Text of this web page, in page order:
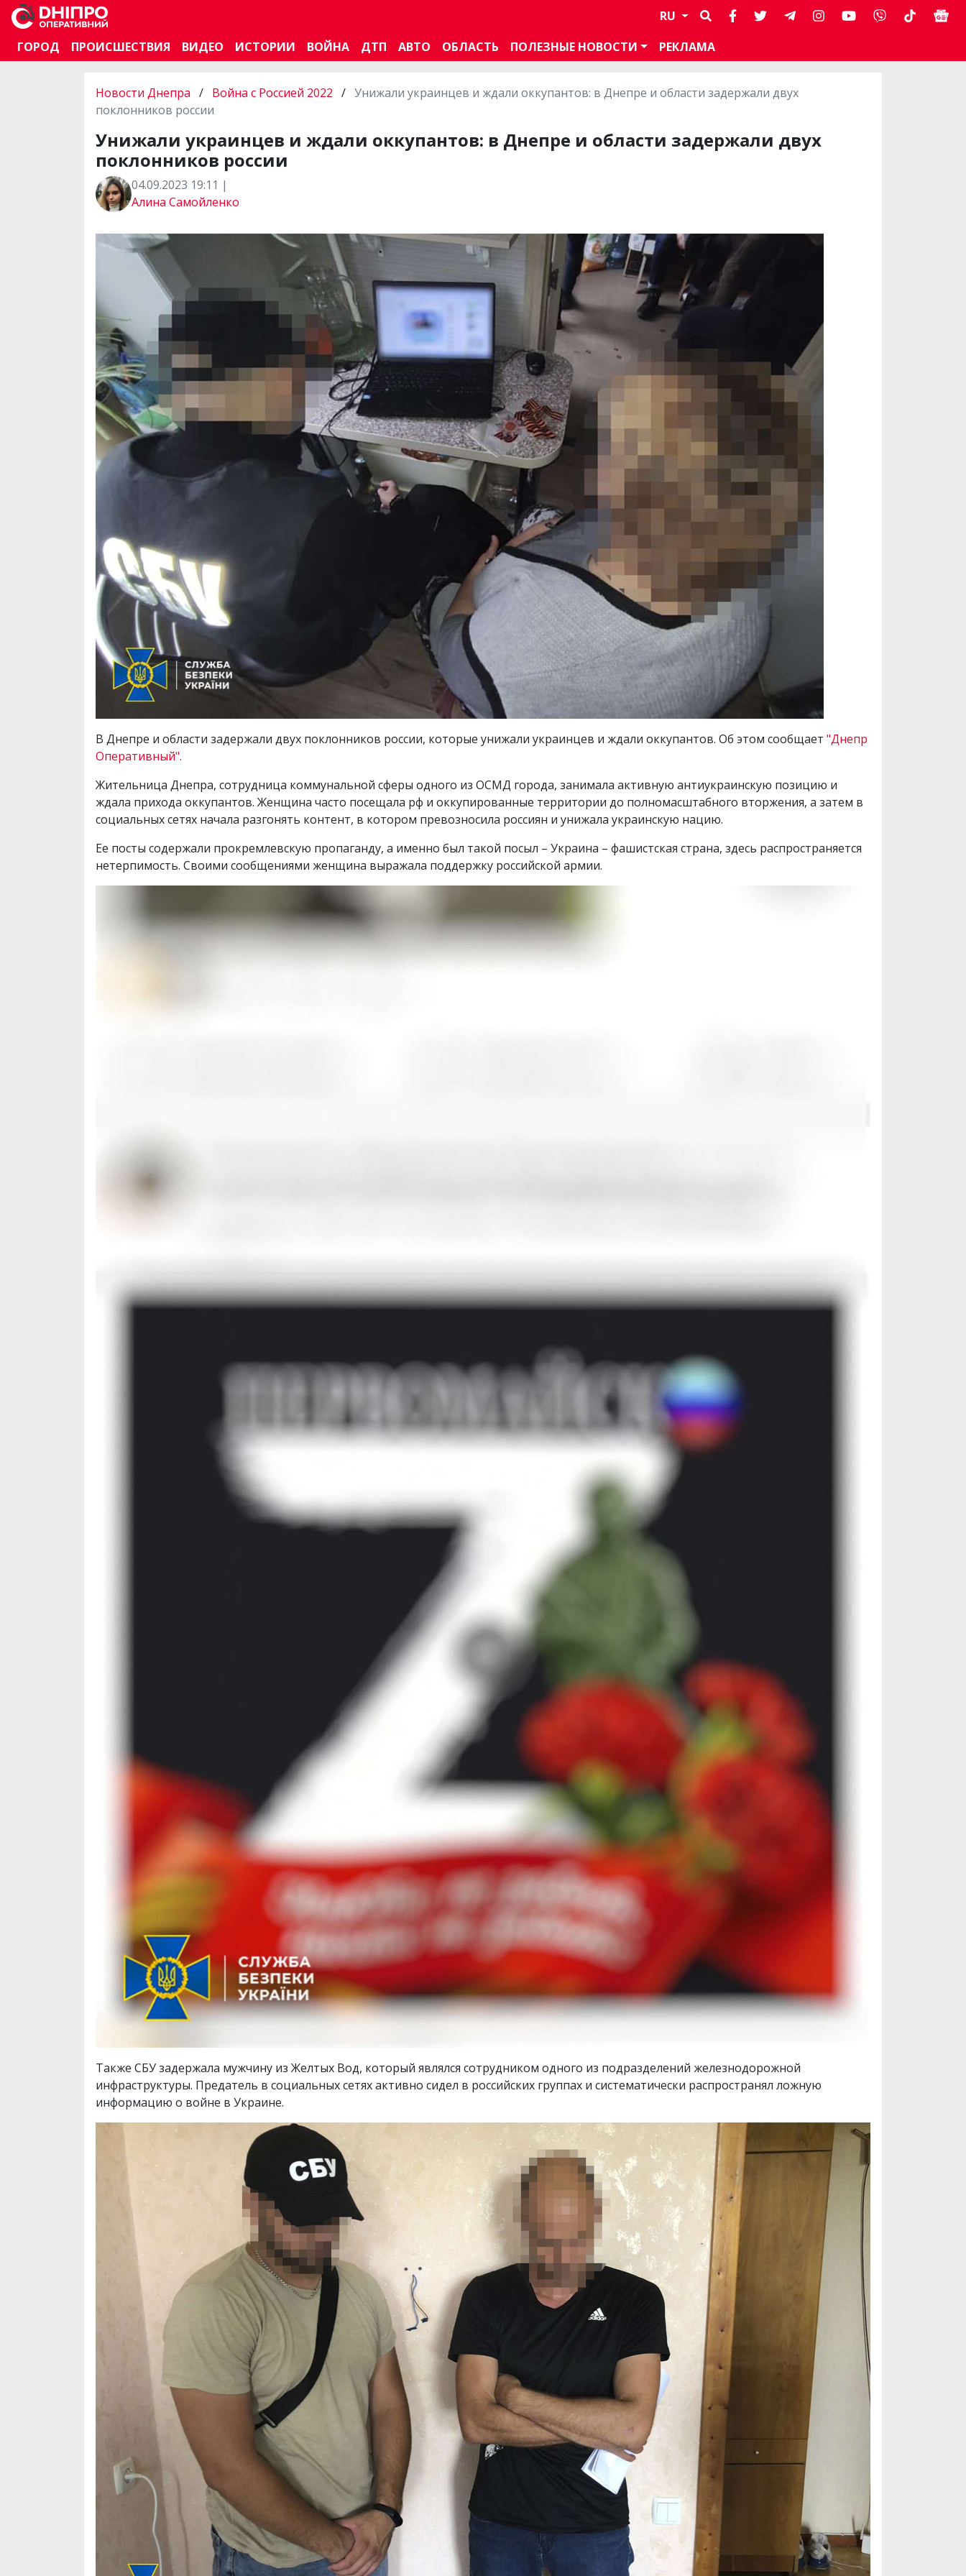
RU
ГОРОД
ПРОИСШЕСТВИЯ ВИДЕО ИСТОРИИ ВОЙНА ДТП АВТО ОБЛАСТЬ ПОЛЕЗНЫЕ НОВОСТИ РЕКЛАМА
Новости Днепра / Война с Россией 2022 / Унижали украинцев и ждали оккупантов: в Днепре и области задержали двух
поклонников россии
Унижали украинцев и ждали оккупантов: в Днепре и области задержали двух
поклонников россии
04.09.2023 19:11 |
Алина Самойленко
В Днепре и области задержали двух поклонников россии, которые унижали украинцев и ждали оккупантов. Об этом сообщает "Днепр
Оперативный".
Жительница Днепра, сотрудница коммунальной сферы одного из ОСМД города, занимала активную антиукраинскую позицию и
ждала прихода оккупантов. Женщина часто посещала рф и оккупированные территории до полномасштабного вторжения, а затем в
социальных сетях начала разгонять контент, в котором превозносила россиян и унижала украинскую нацию.
Ее посты содержали прокремлевскую пропаганду, а именно был такой посыл – Украина – фашистская страна, здесь распространяется
нетерпимость. Своими сообщениями женщина выражала поддержку российской армии.
Также СБУ задержала мужчину из Желтых Вод, который являлся сотрудником одного из подразделений железнодорожной
инфраструктуры. Предатель в социальных сетях активно сидел в российских группах и систематически распространял ложную
информацию о войне в Украине.